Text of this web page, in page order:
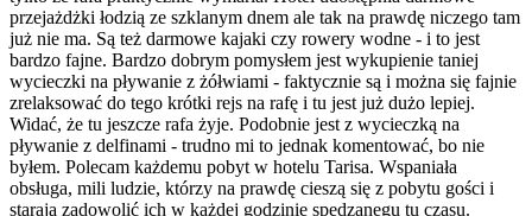
przejażdżki łodzią ze szklanym dnem ale tak na prawdę niczego tam
już nie ma. Są też darmowe kajaki czy rowery wodne - i to jest
bardzo fajne. Bardzo dobrym pomysłem jest wykupienie taniej
wycieczki na pływanie z żółwiami - faktycznie są i można się fajnie
zrelaksować do tego krótki rejs na rafę i tu jest już dużo lepiej.
Widać, że tu jeszcze rafa żyje. Podobnie jest z wycieczką na
pływanie z delfinami - trudno mi to jednak komentować, bo nie
byłem. Polecam każdemu pobyt w hotelu Tarisa. Wspaniała
obsługa, mili ludzie, którzy na prawdę cieszą się z pobytu gości i
starają zadowolić ich w każdej godzinie spędzanegu tu czasu.